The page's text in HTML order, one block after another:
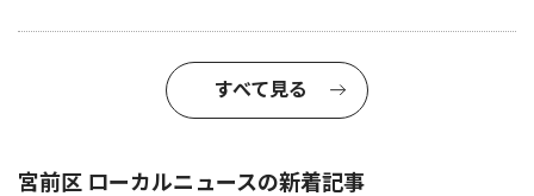
すべて見る
宮前区 ローカルニュースの新着記事